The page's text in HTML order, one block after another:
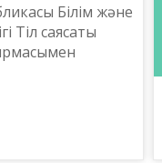
Білім және
Тіл саясаты